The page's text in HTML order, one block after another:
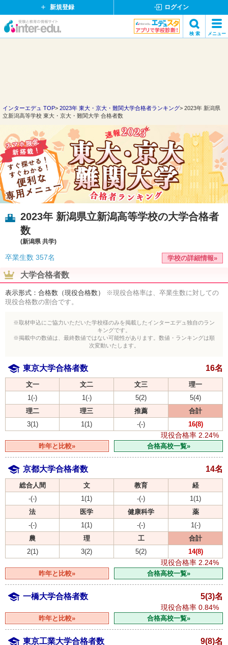
新規登録 ログイン
イ
ド
ッ
ト
コ
ム
検 索 メニュー
インターエデュ TOP 2023年 東大・京大・難関大学合格者ランキング
2023年 新潟県
立新潟高等学校 東大・京大・難関大学 合格者数
2023年 新潟県立新潟高等学校の大学合格者
数
(新潟県 共学)
卒業生数 357名 学校の詳細情報»
大学合格者数
表示形式：合格数（現役合格数）
※現役合格率は、卒業生数に対しての
現役合格数の割合です。
※取材申込にご協力いただいた学校様のみを掲載したインターエデュ独自のラン
キングです。
※掲載中の数値は、最終数値ではない可能性があります。数値・ランキングは順
次変動いたします。
東京大学合格者数 16名
文一 文二 文三
理一
1(-)
1(-) 5(2)
5(4)
理二
理三 推薦
合計
3(1)
1(1) -(-) 16(8)
現役合格率 2.24%
昨年と比較» 合格高校一覧»
京都大学合格者数 14名
総合人間 文 教育
経
-(-)
1(1) -(-)
1(1)
法
医学 健康科学
薬
-(-)
1(1) -(-)
1(-)
農
理 工
合計
2(1)
3(2) 5(2) 14(8)
現役合格率 2.24%
昨年と比較» 合格高校一覧»
一橋大学合格者数 5(3)名
現役合格率 0.84%
昨年と比較» 合格高校一覧»
東京工業大学合格者数 9(8)名